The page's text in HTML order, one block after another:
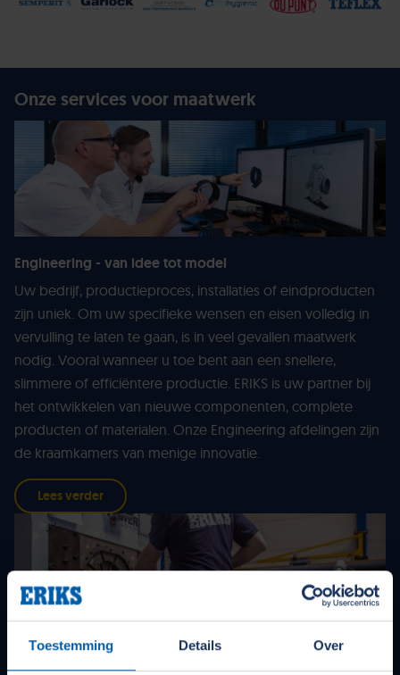
Toestemming Details Over
Onze services voor maatwerk
Engineering - van idee tot model
Uw bedrijf, productieproces, installaties of eindproducten
zijn uniek. Om uw specifieke wensen en eisen volledig in
vervulling te laten te gaan, is in veel gevallen maatwerk
nodig. Vooral wanneer u toe bent aan een snellere,
slimmere of efficiëntere productie. ERIKS is uw partner bij
het ontwikkelen van nieuwe componenten, complete
producten of materialen. Onze Engineering afdelingen zijn
de kraamkamers van menige innovatie.
Lees verder
Productie & assemblage